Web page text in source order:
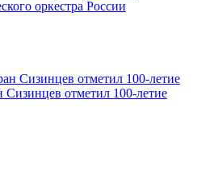
оркестра России
Сизинцев отметил 100-летие